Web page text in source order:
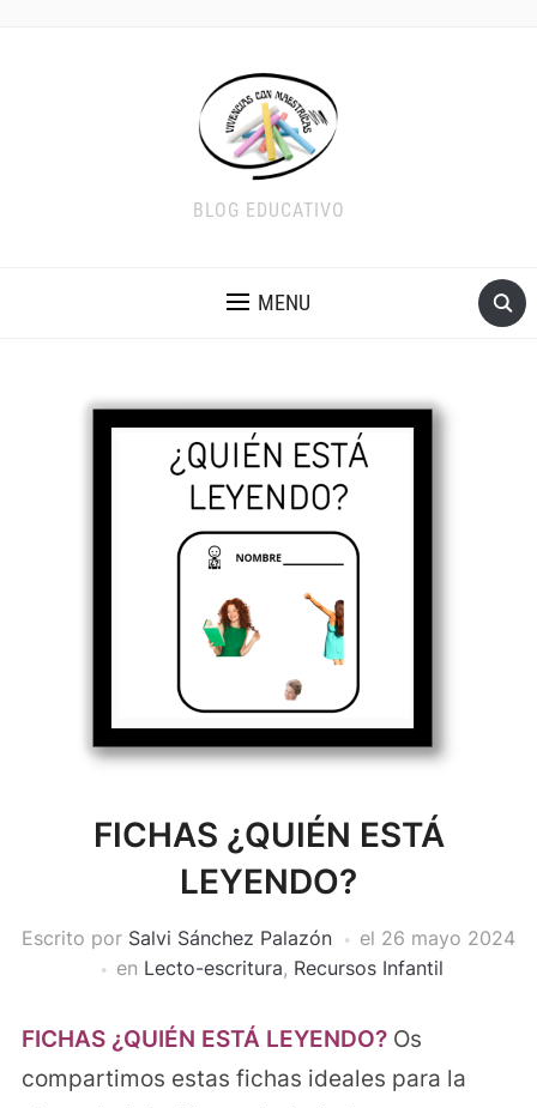
BLOG EDUCATIVO
MENU
FICHAS ¿QUIÉN ESTÁ
LEYENDO?
Escrito por Salvi Sánchez Palazón el 26 mayo 2024
en Lecto-escritura, Recursos Infantil
FICHAS ¿QUIÉN ESTÁ LEYENDO? Os
compartimos estas fichas ideales para la